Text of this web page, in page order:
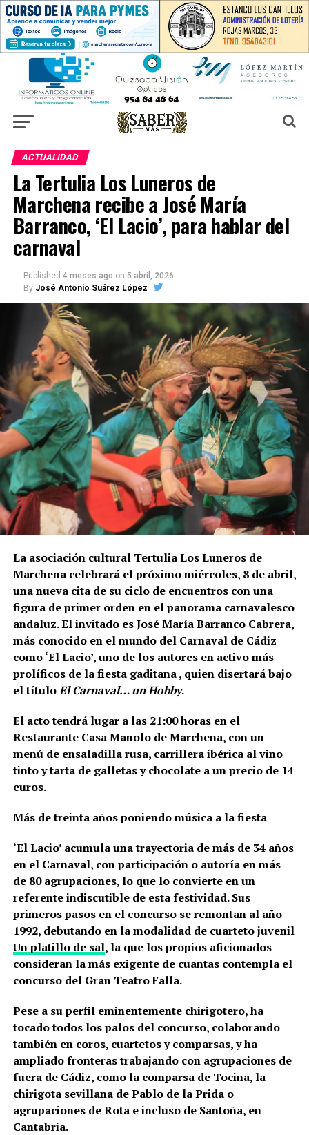
ACTUALIDAD
La Tertulia Los Luneros de
Marchena recibe a José María
Barranco, ‘El Lacio’, para hablar del
carnaval
Published 4 meses ago on 5 abril, 2026
By José Antonio Suárez López
La asociación cultural Tertulia Los Luneros de
Marchena celebrará el próximo miércoles, 8 de abril,
una nueva cita de su ciclo de encuentros con una
figura de primer orden en el panorama carnavalesco
andaluz. El invitado es José María Barranco Cabrera,
más conocido en el mundo del Carnaval de Cádiz
como ‘El Lacio’, uno de los autores en activo más
prolíficos de la fiesta gaditana , quien disertará bajo
el títuloEl Carnaval… un Hobby.
El acto tendrá lugar a las 21:00 horas en el
Restaurante Casa Manolo de Marchena, con un
menú de ensaladilla rusa, carrillera ibérica al vino
tinto y tarta de galletas y chocolate a un precio de 14
euros.
Más de treinta años poniendo música a la fiesta
‘El Lacio’ acumula una trayectoria de más de 34 años
en el Carnaval, con participación o autoría en más
de 80 agrupaciones, lo que lo convierte en un
referente indiscutible de esta festividad. Sus
primeros pasos en el concurso se remontan al año
1992, debutando en la modalidad de cuarteto juvenil
Un platillo de sal, la que los propios aficionados
consideran la más exigente de cuantas contempla el
concurso del Gran Teatro Falla.
Pese a su perfil eminentemente chirigotero, ha
tocado todos los palos del concurso, colaborando
también en coros, cuartetos y comparsas, y ha
ampliado fronteras trabajando con agrupaciones de
fuera de Cádiz, como la comparsa de Tocina, la
chirigota sevillana de Pablo de la Prida o
agrupaciones de Rota e incluso de Santoña, en
Cantabria.